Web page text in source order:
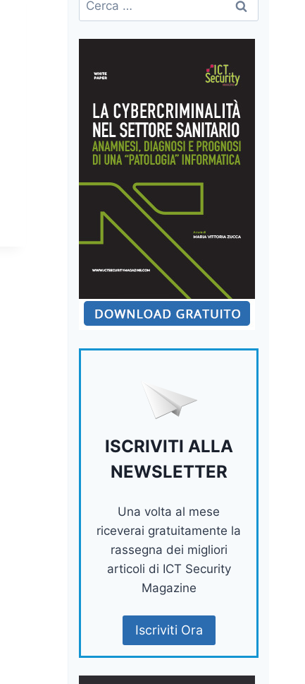
per:
ISCRIVITI ALLA
NEWSLETTER
Una volta al mese
riceverai gratuitamente la
rassegna dei migliori
articoli di ICT Security
Magazine
Iscriviti Ora